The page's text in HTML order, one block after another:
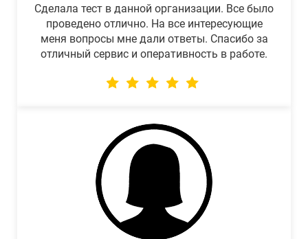
Сделала тест в данной организации. Все было
проведено отлично. На все интересующие
меня вопросы мне дали ответы. Спасибо за
отличный сервис и оперативность в работе.